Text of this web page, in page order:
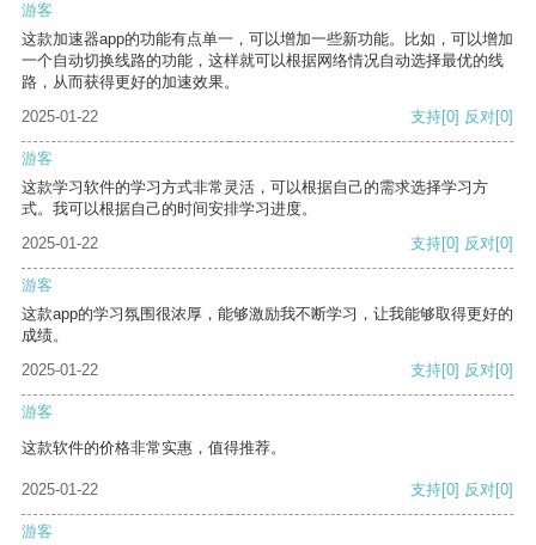
游客
这款加速器app的功能有点单一，可以增加一些新功能。比如，可以增加
一个自动切换线路的功能，这样就可以根据网络情况自动选择最优的线
路，从而获得更好的加速效果。
2025-01-22
支持[0] 反对[0]
游客
这款学习软件的学习方式非常灵活，可以根据自己的需求选择学习方
式。我可以根据自己的时间安排学习进度。
2025-01-22
支持[0] 反对[0]
游客
这款app的学习氛围很浓厚，能够激励我不断学习，让我能够取得更好的
成绩。
2025-01-22
支持[0] 反对[0]
游客
这款软件的价格非常实惠，值得推荐。
2025-01-22 支持[0] 反对[0]
游客